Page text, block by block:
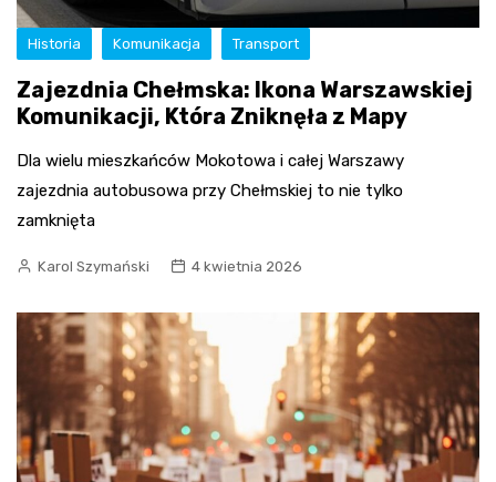
Historia Komunikacja Transport
Zajezdnia Chełmska: Ikona Warszawskiej
Komunikacji, Która Zniknęła z Mapy
Dla wielu mieszkańców Mokotowa i całej Warszawy
zajezdnia autobusowa przy Chełmskiej to nie tylko
zamknięta
Karol Szymański 4 kwietnia 2026